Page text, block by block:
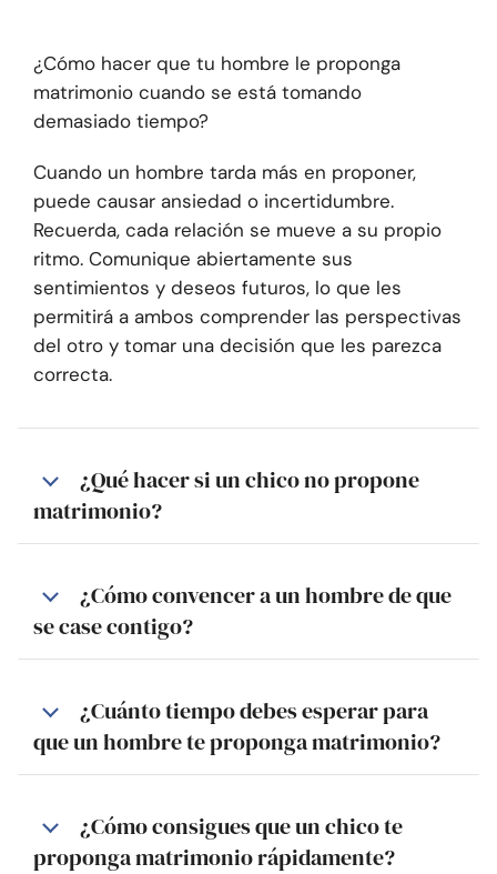
¿Cómo hacer que tu hombre le proponga
matrimonio cuando se está tomando
demasiado tiempo?
Cuando un hombre tarda más en proponer,
puede causar ansiedad o incertidumbre.
Recuerda, cada relación se mueve a su propio
ritmo. Comunique abiertamente sus
sentimientos y deseos futuros, lo que les
permitirá a ambos comprender las perspectivas
del otro y tomar una decisión que les parezca
correcta.
¿Qué hacer si un chico no propone
matrimonio?
¿Cómo convencer a un hombre de que
se case contigo?
¿Cuánto tiempo debes esperar para
que un hombre te proponga matrimonio?
¿Cómo consigues que un chico te
proponga matrimonio rápidamente?